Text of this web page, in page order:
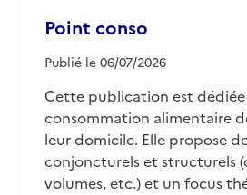
Point conso
Publié le 06/07/2026
Cette publication est dédiée
consommation alimentaire
leur domicile. Elle propose
conjoncturels et structurels
volumes, etc.) et un focus